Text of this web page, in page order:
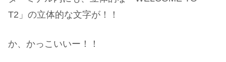
T2」の立体的な文字が！！
か、かっこいいー！！